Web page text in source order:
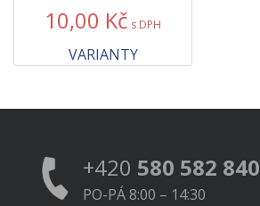
10,00 Kč s DPH
VARIANTY
+420 580 582 840
PO-PÁ 8:00 – 14:30